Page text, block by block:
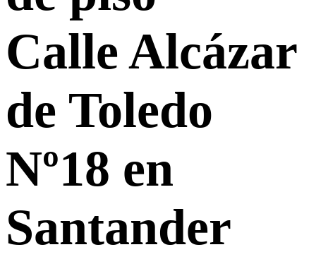
Calle Alcázar
de Toledo
Nº18 en
Santander